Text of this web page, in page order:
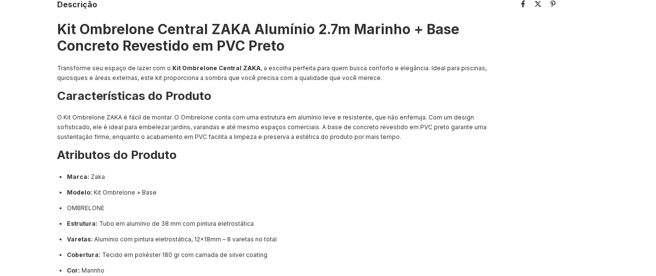
Descrição
Kit Ombrelone Central ZAKA Alumínio 2.7m Marinho + Base
Concreto Revestido em PVC Preto
Transforme seu espaço de lazer com o Kit Ombrelone Central ZAKA, a escolha perfeita para quem busca conforto e elegância. Ideal para piscinas,
quiosques e áreas externas, este kit proporciona a sombra que você precisa com a qualidade que você merece.
Características do Produto
O Kit Ombrelone ZAKA é fácil de montar. O Ombrelone conta com uma estrutura em alumínio leve e resistente, que não enferruja. Com um design
sofisticado, ele é ideal para embelezar jardins, varandas e até mesmo espaços comerciais. A base de concreto revestido em PVC preto garante uma
sustentação firme, enquanto o acabamento em PVC facilita a limpeza e preserva a estética do produto por mais tempo.
Atributos do Produto
Marca: Zaka
Modelo: Kit Ombrelone + Base
OMBRELONE
Estrutura: Tubo em alumínio de 38 mm com pintura eletrostática
Varetas: Alumínio com pintura eletrostática, 12x18mm – 8 varetas no total
Cobertura: Tecido em poliéster 180 gr com camada de silver coating
Cor: Marinho